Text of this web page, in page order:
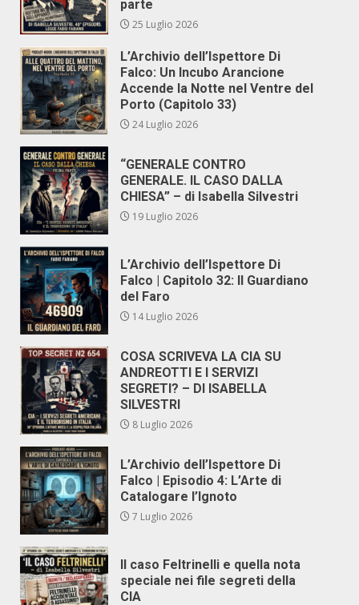
parte
25 Luglio 2026
L’Archivio dell’Ispettore Di
Falco: Un Incubo Arancione
Accende la Notte nel Ventre del
Porto (Capitolo 33)
24 Luglio 2026
“GENERALE CONTRO
GENERALE. IL CASO DALLA
CHIESA” – di Isabella Silvestri
19 Luglio 2026
L’Archivio dell’Ispettore Di
Falco | Capitolo 32: Il Guardiano
del Faro
14 Luglio 2026
COSA SCRIVEVA LA CIA SU
ANDREOTTI E I SERVIZI
SEGRETI? – DI ISABELLA
SILVESTRI
8 Luglio 2026
L’Archivio dell’Ispettore Di
Falco | Episodio 4: L’Arte di
Catalogare l’Ignoto
7 Luglio 2026
Il caso Feltrinelli e quella nota
speciale nei file segreti della
CIA